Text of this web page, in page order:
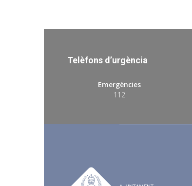
Telèfons d’urgència
Emergències
112